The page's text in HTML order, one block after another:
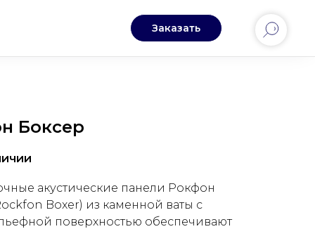
Заказать
Боксер
акустические панели Рокфон
Boxer) из каменной ваты с
поверхностью обеспечивают